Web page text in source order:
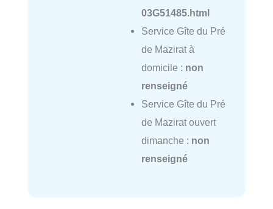
03G51485.html
Service Gîte du Pré
de Mazirat à
domicile : non
renseigné
Service Gîte du Pré
de Mazirat ouvert
dimanche : non
renseigné